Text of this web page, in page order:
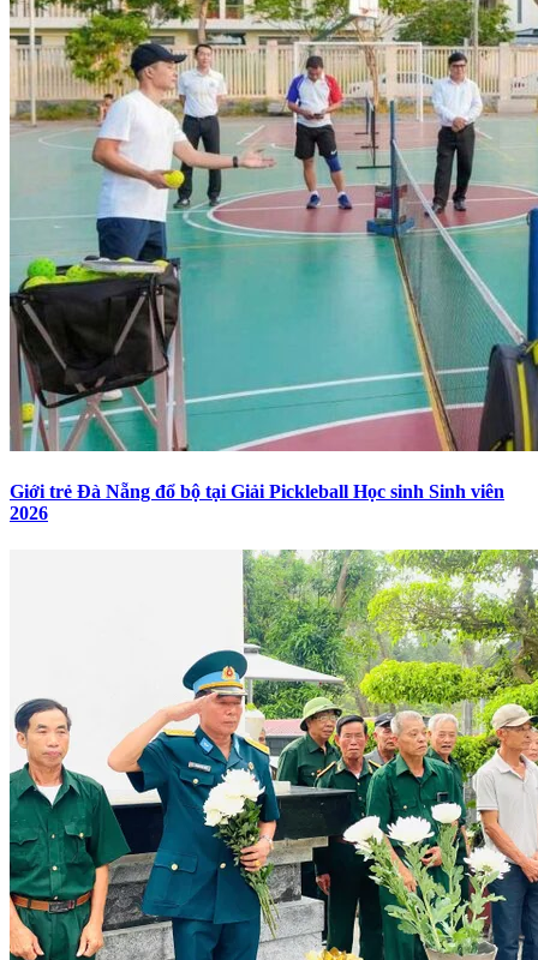
Giới trẻ Đà Nẵng đổ bộ tại Giải Pickleball Học sinh Sinh viên
2026